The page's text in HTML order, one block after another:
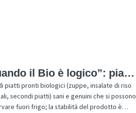
il Bio è logico”: piatti
da gustare!
piatti pronti biologici (zuppe, insalate di riso
secondi piatti) sani e genuini che si possono
fuori frigo; la stabilità del prodotto è